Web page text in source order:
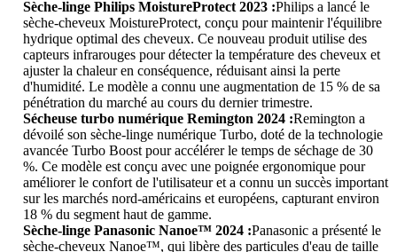
Sèche-linge Philips MoistureProtect 2023 :Philips a lancé le
sèche-cheveux MoistureProtect, conçu pour maintenir l'équilibre
hydrique optimal des cheveux. Ce nouveau produit utilise des
capteurs infrarouges pour détecter la température des cheveux et
ajuster la chaleur en conséquence, réduisant ainsi la perte
d'humidité. Le modèle a connu une augmentation de 15 % de sa
pénétration du marché au cours du dernier trimestre.
Sécheuse turbo numérique Remington 2024 :Remington a
dévoilé son sèche-linge numérique Turbo, doté de la technologie
avancée Turbo Boost pour accélérer le temps de séchage de 30
%. Ce modèle est conçu avec une poignée ergonomique pour
améliorer le confort de l'utilisateur et a connu un succès important
sur les marchés nord-américains et européens, capturant environ
18 % du segment haut de gamme.
Sèche-linge Panasonic Nanoe™ 2024 :Panasonic a présenté le
sèche-cheveux Nanoe™, qui libère des particules d'eau de taille